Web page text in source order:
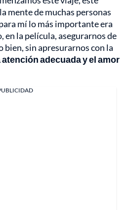
mente de muchas personas
mí lo más importante era
la película, asegurarnos de
bien, sin apresurarnos con la
atención adecuada y el amor